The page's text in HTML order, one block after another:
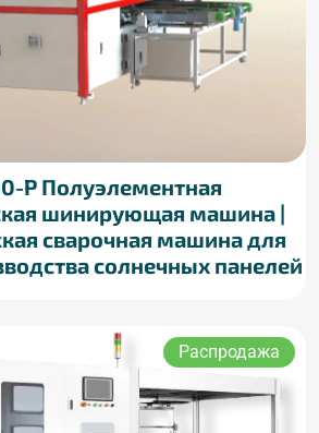
P Полуэлементная
шинирующая машина |
сварочная машина для
солнечных панелей
Распродажа